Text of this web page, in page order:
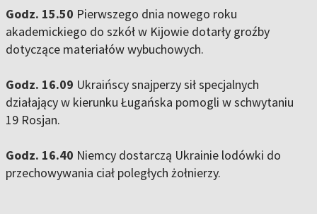
Godz. 15.50 Pierwszego dnia nowego roku
akademickiego do szkół w Kijowie dotarły groźby
dotyczące materiałów wybuchowych.
Godz. 16.09 Ukraińscy snajperzy sił specjalnych
działający w kierunku Ługańska pomogli w schwytaniu
19 Rosjan.
Godz. 16.40 Niemcy dostarczą Ukrainie lodówki do
przechowywania ciał poległych żołnierzy.